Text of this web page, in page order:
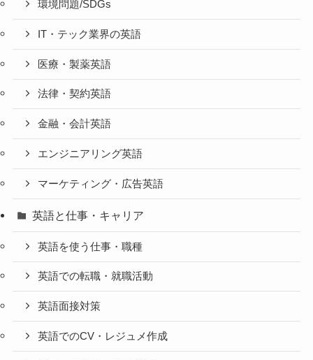
環境問題/SDGs
IT・テック業界の英語
医療・製薬英語
法律・契約英語
金融・会計英語
エンジニアリング英語
マーケティング・広告英語
英語と仕事・キャリア
英語を使う仕事・職種
英語での転職・就職活動
英語面接対策
英語でのCV・レジュメ作成